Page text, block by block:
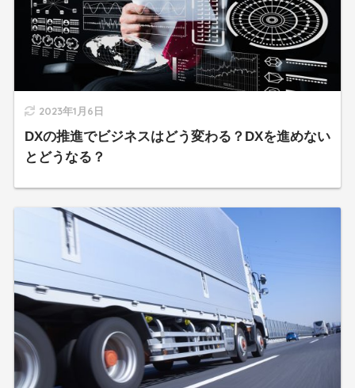
2023年1月6日
DXの推進でビジネスはどう変わる？DXを進めない
とどうなる？